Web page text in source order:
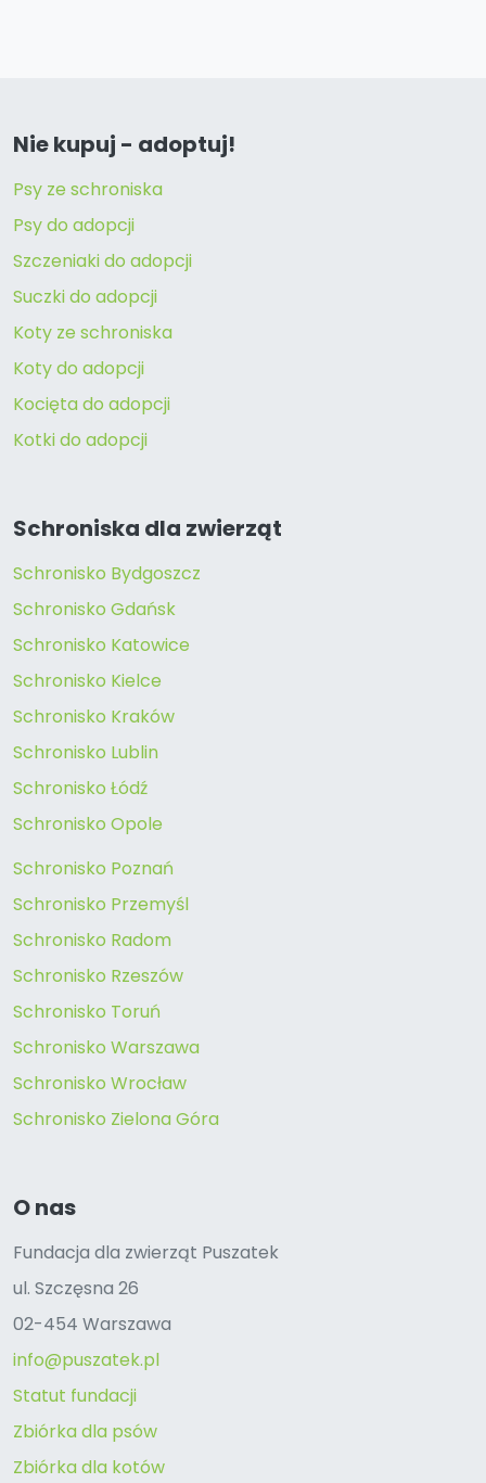
Nie kupuj - adoptuj!
Psy ze schroniska
Psy do adopcji
Szczeniaki do adopcji
Suczki do adopcji
Koty ze schroniska
Koty do adopcji
Kocięta do adopcji
Kotki do adopcji
Schroniska dla zwierząt
Schronisko Bydgoszcz
Schronisko Gdańsk
Schronisko Katowice
Schronisko Kielce
Schronisko Kraków
Schronisko Lublin
Schronisko Łódź
Schronisko Opole
Schronisko Poznań
Schronisko Przemyśl
Schronisko Radom
Schronisko Rzeszów
Schronisko Toruń
Schronisko Warszawa
Schronisko Wrocław
Schronisko Zielona Góra
O nas
Fundacja dla zwierząt Puszatek
ul. Szczęsna 26
02-454 Warszawa
info@puszatek.pl
Statut fundacji
Zbiórka dla psów
Zbiórka dla kotów